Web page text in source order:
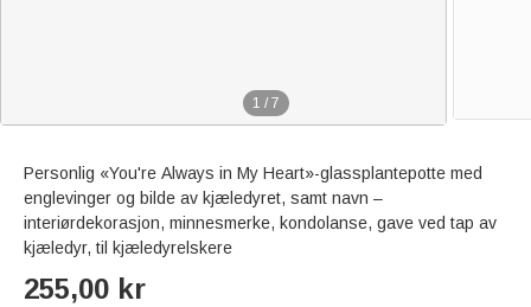
1 / 7
Personlig «You're Always in My Heart»-glassplantepotte med
englevinger og bilde av kjæledyret, samt navn –
interiørdekorasjon, minnesmerke, kondolanse, gave ved tap av
kjæledyr, til kjæledyrelskere
255,00 kr